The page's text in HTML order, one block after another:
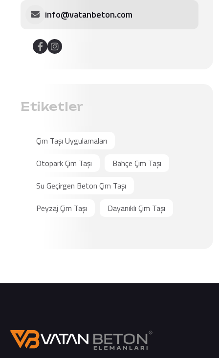
info@vatanbeton.com
Etiketler
Çim Taşı Uygulamaları
Otopark Çim Taşı
Bahçe Çim Taşı
Su Geçirgen Beton Çim Taşı
Peyzaj Çim Taşı
Dayanıklı Çim Taşı